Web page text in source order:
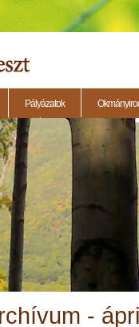
Pályázatok
ülés 2014.11.13. - Testületi
-